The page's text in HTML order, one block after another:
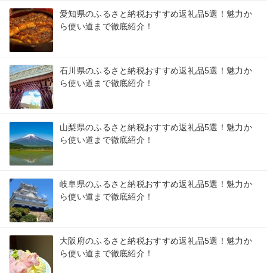
愛知県のふるさと納税おすすめ返礼品5選！魅力か
ら使い道まで徹底紹介！
石川県のふるさと納税おすすめ返礼品5選！魅力か
ら使い道まで徹底紹介！
山梨県のふるさと納税おすすめ返礼品5選！魅力か
ら使い道まで徹底紹介！
岐阜県のふるさと納税おすすめ返礼品5選！魅力か
ら使い道まで徹底紹介！
大阪府のふるさと納税おすすめ返礼品5選！魅力か
ら使い道まで徹底紹介！